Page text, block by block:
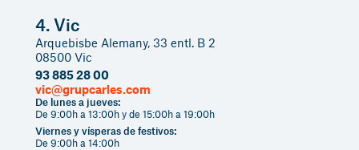
4. Vic
Arquebisbe Alemany, 33 entl. B 2
08500 Vic
93 885 28 00
vic@grupcarles.com
De lunes a jueves:
De 9:00h a 13:00h y de 15:00h a 19:00h
Viernes y vísperas de festivos:
De 9:00h a 14:00h